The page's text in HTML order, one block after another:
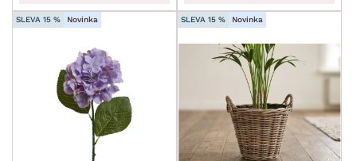
SLEVA 15 % Novinka SLEVA 15 % Novinka